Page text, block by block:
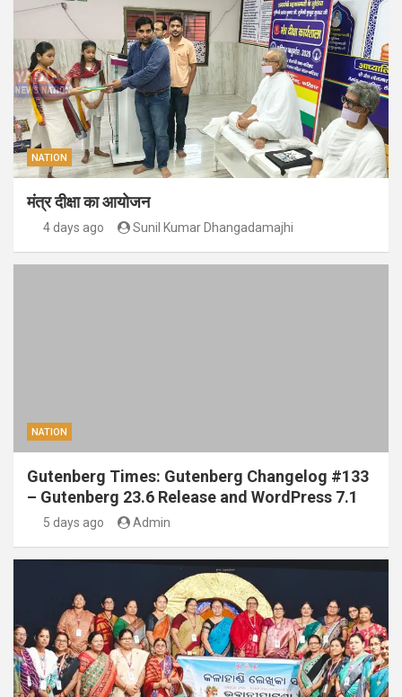
NATION
मंत्र दीक्षा का आयोजन
4 days ago Sunil Kumar Dhangadamajhi
NATION
Gutenberg Times: Gutenberg Changelog #133
– Gutenberg 23.6 Release and WordPress 7.1
5 days ago Admin